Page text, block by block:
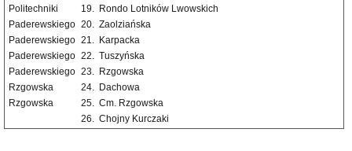
Politechniki
19. Rondo Lotników Lwowskich
Paderewskiego 20. Zaolziańska
Paderewskiego 21. Karpacka
Paderewskiego 22. Tuszyńska
Paderewskiego 23. Rzgowska
Rzgowska
24. Dachowa
Rzgowska
25. Cm. Rzgowska
26. Chojny Kurczaki